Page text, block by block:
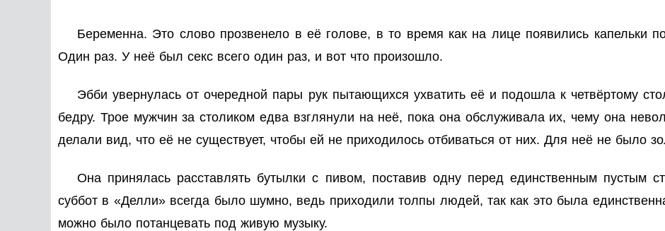
Беременна. Это слово прозвенело в её голове, в то время как на лице появились капельки
Один раз. У неё был секс всего один раз, и вот что произошло.
Эбби увернулась от очередной пары рук пытающихся ухватить её и подошла к четвёртому
бедру. Трое мужчин за столиком едва взглянули на неё, пока она обслуживала их, чему она
делали вид, что её не существует, чтобы ей не приходилось отбиваться от них. Для неё не было
Она принялась расставлять бутылки с пивом, поставив одну перед единственным пустым
суббот в «Делли» всегда было шумно, ведь приходили толпы людей, так как это была
можно было потанцевать под живую музыку.